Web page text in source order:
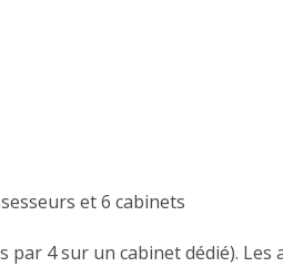
et 6 cabinets
4 sur un cabinet dédié).